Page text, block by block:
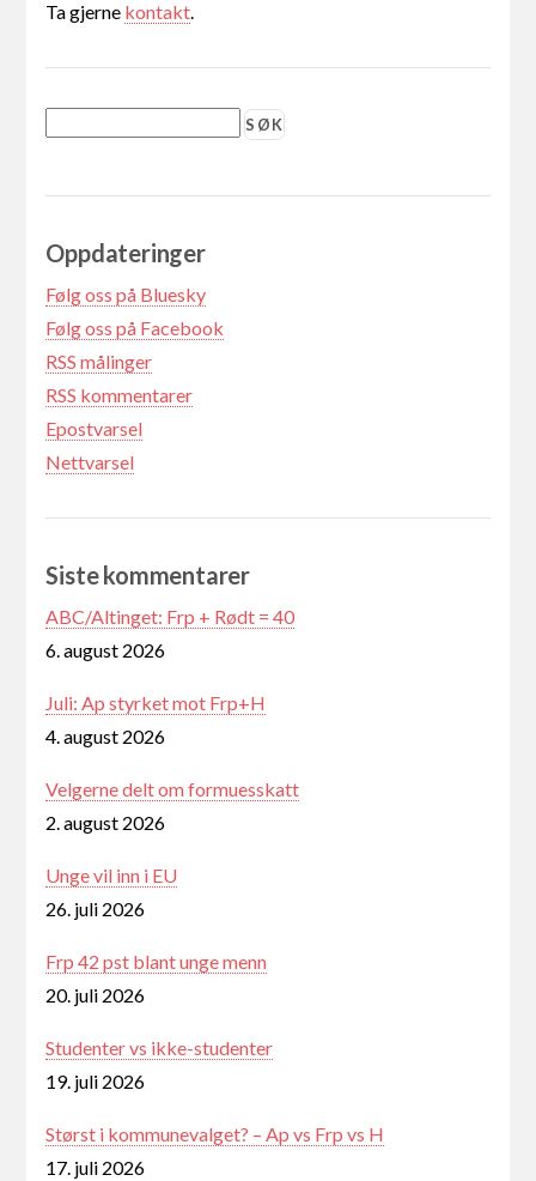
Ta gjerne kontakt.
Oppdateringer
Følg oss på Bluesky
Følg oss på Facebook
RSS målinger
RSS kommentarer
Epostvarsel
Nettvarsel
Siste kommentarer
ABC/Altinget: Frp + Rødt = 40
6. august 2026
Juli: Ap styrket mot Frp+H
4. august 2026
Velgerne delt om formuesskatt
2. august 2026
Unge vil inn i EU
26. juli 2026
Frp 42 pst blant unge menn
20. juli 2026
Studenter vs ikke-studenter
19. juli 2026
Størst i kommunevalget? – Ap vs Frp vs H
17. juli 2026